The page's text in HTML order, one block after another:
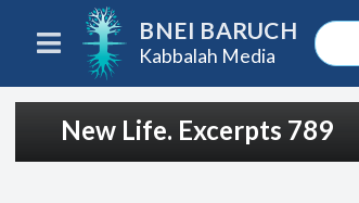
BNEI BARUCH
Kabbalah Media
New Life. Excerpts 789